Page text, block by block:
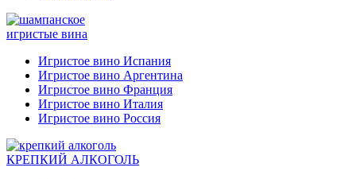
игристые вина
Игристое вино Испания
Игристое вино Аргентина
Игристое вино Франция
Игристое вино Италия
Игристое вино Россия
КРЕПКИЙ АЛКОГОЛЬ